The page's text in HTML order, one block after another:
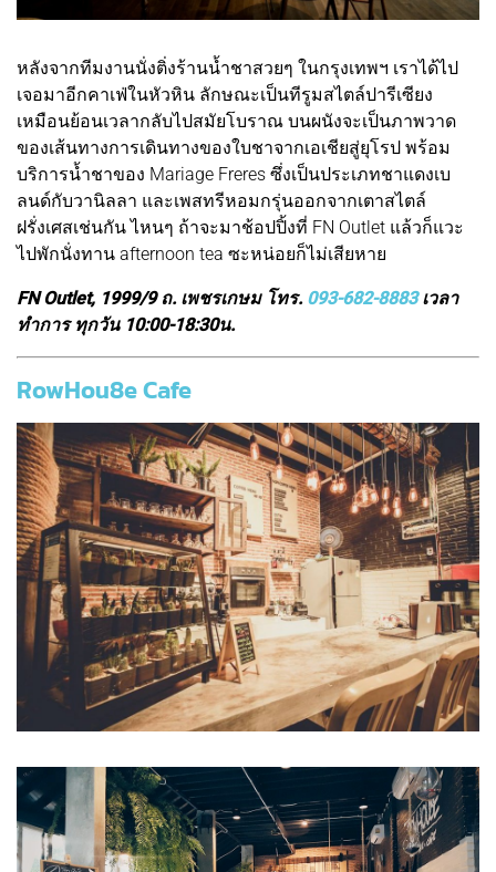
หลังจากทีมงานนั่งติ่งร้านน้ำชาสวยๆ ในกรุงเทพฯ เราได้ไป
เจอมาอีกคาเฟ่ในหัวหิน ลักษณะเป็นทีรูมสไตล์ปารีเซียง
เหมือนย้อนเวลากลับไปสมัยโบราณ บนผนังจะเป็นภาพวาด
ของเส้นทางการเดินทางของใบชาจากเอเชียสู่ยุโรป พร้อม
บริการน้ำชาของ Mariage Freres ซึ่งเป็นประเภทชาแดงเบ
ลนด์กับวานิลลา และเพสทรีหอมกรุ่นออกจากเตาสไตล์
ฝรั่งเศสเช่นกัน ไหนๆ ถ้าจะมาช้อปปิ้งที่ FN Outlet แล้วก็แวะ
ไปพักนั่งทาน afternoon tea ซะหน่อยก็ไม่เสียหาย
FN Outlet, 1999/9 ถ. เพชรเกษม โทร. 093-682-8883เวลา
ทำการ ทุกวัน 10:00-18:30น.
RowHou8e Cafe